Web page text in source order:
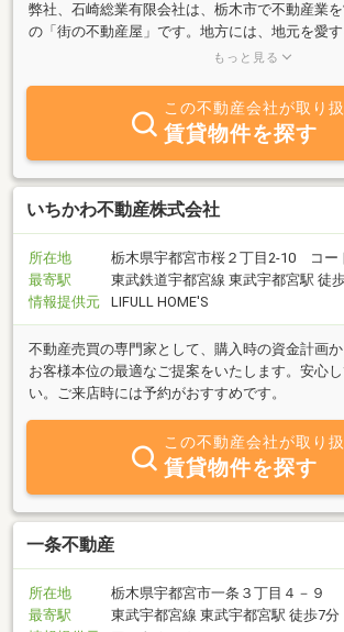
弊社、石崎総業有限会社は、栃木市で不動産業
の「街の不動産屋」です。地方には、地元を愛
い不動産物件のストーリーがたくさんあります。
であり使命であります。また、地域における「住
り」「帰りたいと思える街づくり」に少しでも貢
境を、最高のサービスを提供してまいりたいと考
当に安心して暮らせるお部屋はどこにあるか？
を、スタッフ一丸となって探してまいります。
もっと見る
この不動産会社が取り
賃貸物件を探す
いちかわ不動産株式会社
所在地
栃木県宇都宮市桜２丁目2-10 コー
最寄駅
東武鉄道宇都宮線 東武宇都宮駅 徒
情報提供元
LIFULL HOME'S
不動産売買の専門家として、購入時の資金計画か
お客様本位の最適なご提案をいたします。安心
い。ご来店時には予約がおすすめです。
この不動産会社が取り
賃貸物件を探す
一条不動産
所在地
栃木県宇都宮市一条３丁目４－９
最寄駅
東武宇都宮線 東武宇都宮駅 徒歩7分